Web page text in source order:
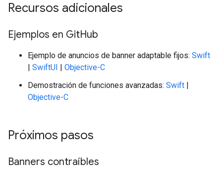
Recursos adicionales
Ejemplos en GitHub
Ejemplo de anuncios de banner adaptable fijos: Swift
| SwiftUI | Objective-C
Demostración de funciones avanzadas: Swift |
Objective-C
Próximos pasos
Banners contraíbles